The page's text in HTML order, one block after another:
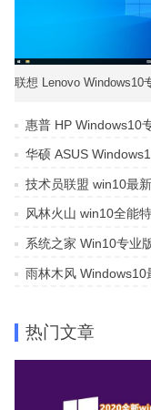
惠普 HP Windows10
华硕 ASUS
技术员联盟 win10最
风林火山 win10全能
系统之家 Win10专业
雨林木风
热门文章